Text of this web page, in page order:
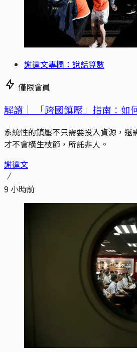
謝達文專欄：說話算數
僅限會員
解讀｜ 「跨國鎮壓」指南：如
系統性的鎮壓不只需要投入資源，還
才不會橫生枝節，所託非人。
謝達文
9 小時前